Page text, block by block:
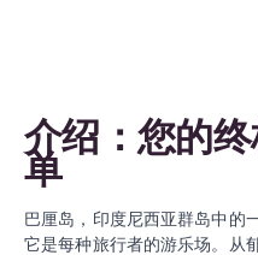
介绍：您的
单
巴厘岛，印度尼西亚群岛中的
它是每种旅行者的游乐场。从